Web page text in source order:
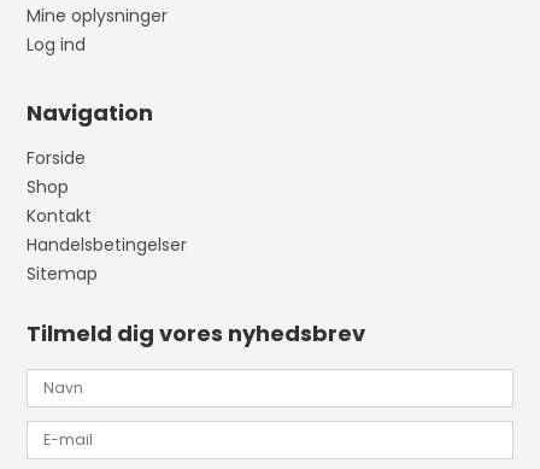
Mine oplysninger
Log ind
Navigation
Forside
Shop
Kontakt
Handelsbetingelser
Sitemap
Tilmeld dig vores nyhedsbrev